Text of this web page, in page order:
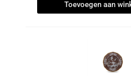
Toevoegen aan